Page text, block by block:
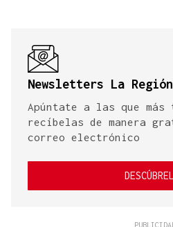
Newsletters La Región
Apúntate a las que
recíbelas de manera
correo electrónico